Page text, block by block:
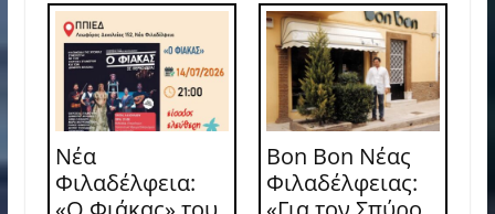
Νέα
Φιλαδέλφεια:
Bon Bon Νέας
Φιλαδέλφειας: